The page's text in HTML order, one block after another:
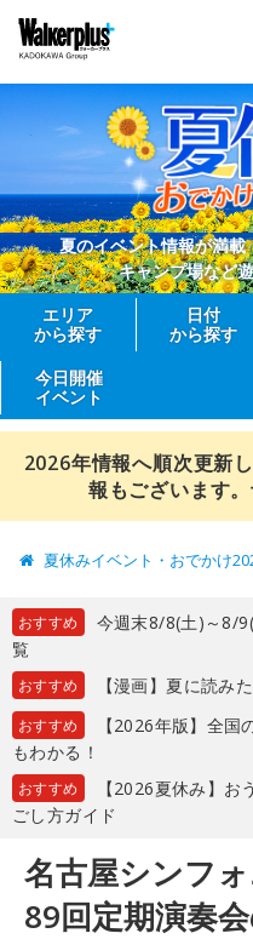
夏のイベント情報が満
キャンプ場など
エリア
から探す
日付
から探す
今日開催
イベント
2026年情報へ順次更新
報もございます
夏休みイベント・おでかけ
おすすめ
今週末8/8(土)～8/
覧
おすすめ 【漫画】夏に読み
おすすめ
【2026年版】全
もわかる！
おすすめ
【2026夏休み】
ごし方ガイド
名古屋シンフ
89回定期演奏